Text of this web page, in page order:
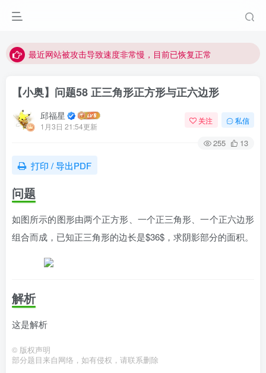
最近网站被攻击导致速度非常慢，目前已恢复正常
【小奥】问题58 正三角形正方形与正六边形
邱福星
1月3日 21:54更新
关注 私信
255 13
打印 / 导出PDF
问题
如图所示的图形由两个正方形、一个正三角形、一个正六边形
组合而成，已知正三角形的边长是$36$，求阴影部分的面积。
解析
这是解析
© 版权声明
部分题目来自网络，如有侵权，请联系删除